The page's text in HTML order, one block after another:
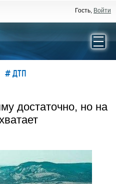
Гость, Войти
# ДТП
достаточно, но на